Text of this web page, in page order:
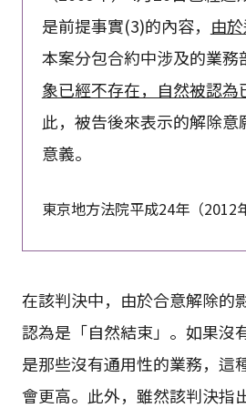
是前提事實(3)的內容， 由
本案分包合約中涉及的業務
象已經不存在，自然被認為
此，被告後來表示的解除意
意義。
東京地方法院平成24年（2012
在該判決中，由於合意解除的
認為是「自然結束」。如果沒
是那些沒有通用性的業務，這
會更高。此外，雖然該判決指